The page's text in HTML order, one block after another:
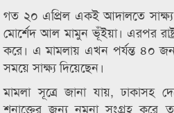
গত ২০ এপ্রিল একই আদালতে সাক্ষ্য
মোর্শেদ আল মামুন ভূঁইয়া। এরপর
করে। এ মামলায় এখন পর্যন্ত ৪০ জন
সময়ে সাক্ষ্য দিয়েছেন।
মামলা সূত্রে জানা যায়, ঢাকাসহ
শনাক্তের জন্য নমুনা সংগ্রহ করে